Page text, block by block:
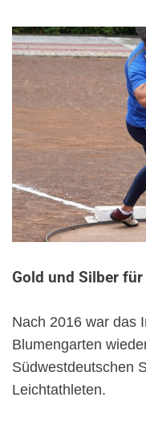
Gold und Silber
Nach 2016 war das
Blumengarten
Südwestdeutschen
Leichtathleten.